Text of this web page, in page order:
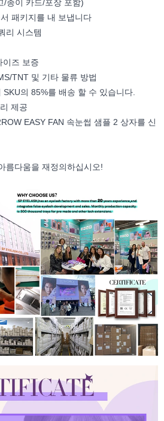
/종이 카드/포장 포함)
패키지를 내 보냅니다
리 시스템
이즈 보증
TNT 및 기타 물류 방법
의 85%를 배송 할 수 있습니다.
제공
EASY FAN 속눈썹 샘플 2 상자를 신
름다움을 재정의하십시오!